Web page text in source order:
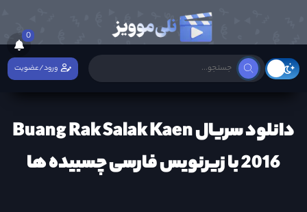
0
ورود/عضویت
دانلود سریال Buang Rak Salak Kaen
2016 با زیرنویس فارسی چسبیده ها